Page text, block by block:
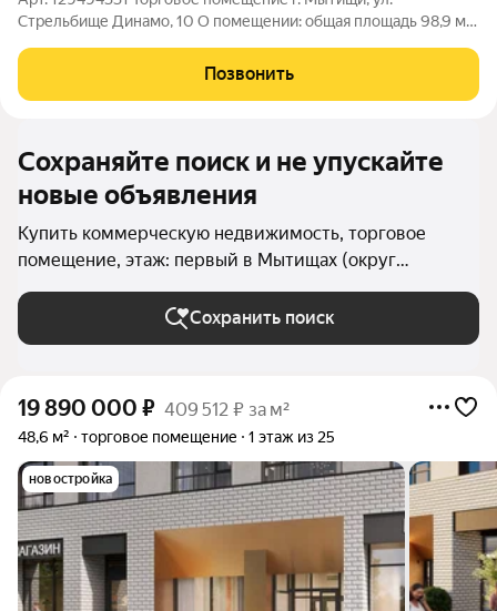
Стрельбище Динамо, 10 О помещении: общая площадь 98,9 м2
все городские инженерные коммуникации техническая
вытяжка О локации: густонаселенный
Позвонить
Сохраняйте поиск и не упускайте
новые объявления
Купить коммерческую недвижимость, торговое
помещение, этаж: первый в Мытищах (округ
Мытищи)
Сохранить поиск
19 890 000 ₽ 409 512 ₽ за м²
48,6 м² торговое помещение 1 этаж из 25
новостройка